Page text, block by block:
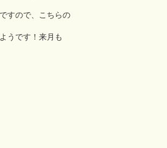
すので、こちらの
うです！来月も